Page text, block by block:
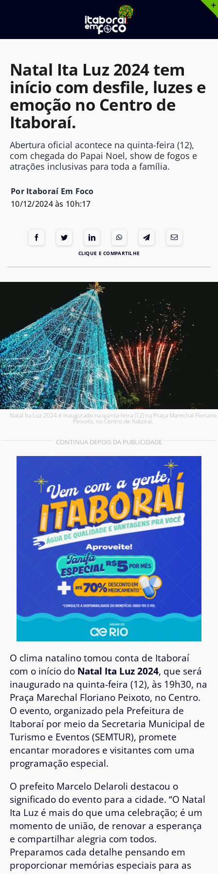
o
Natal Ita Luz 2024 tem
início com desfile, luzes e
emoção no Centro de
Itaboraí.
Abertura oficial acontece na quinta-feira (12),
com chegada do Papai Noel, show de fogos e
atrações inclusivas para toda a família.
Por Itaboraí Em Foco
10/12/2024 às 10h:17
Natal Ita Luz 2024 é inaugurado na quinta-feira (12) na Praça Marechal Floriano
Peixoto, no Centro de Itaboraí.
CONTINUA DEPOIS DA PUBLICIDADE
O clima natalino tomou conta de Itaboraí
com o início do Natal Ita Luz 2024, que será
inaugurado na quinta-feira (12), às 19h30, na
Praça Marechal Floriano Peixoto, no Centro.
O evento, organizado pela Prefeitura de
Itaboraí por meio da Secretaria Municipal de
Turismo e Eventos (SEMTUR), promete
encantar moradores e visitantes com uma
programação especial.
O prefeito Marcelo Delaroli destacou o
significado do evento para a cidade. “O Natal
Ita Luz é mais do que uma celebração; é um
momento de união, de renovar a esperança
e compartilhar alegria com todos.
Preparamos cada detalhe pensando em
proporcionar memórias especiais para as